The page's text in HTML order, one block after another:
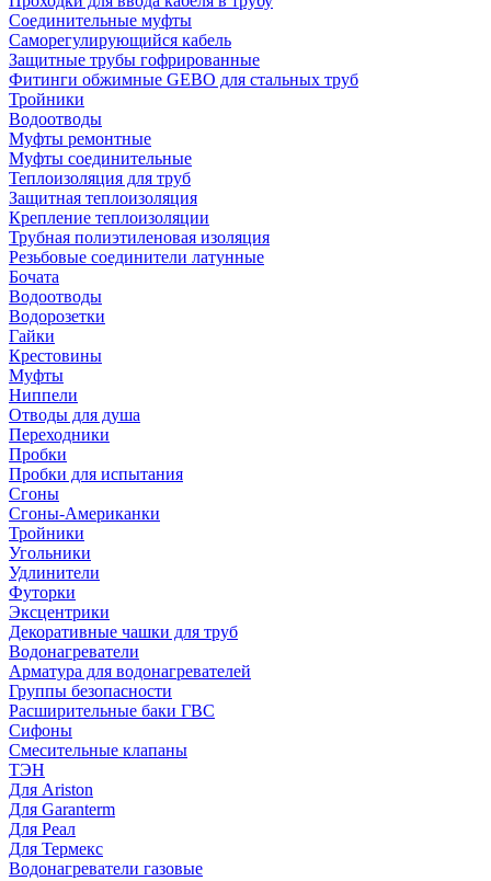
Соединительные муфты
Саморегулирующийся кабель
Защитные трубы гофрированные
Фитинги обжимные GEBO для стальных труб
Тройники
Водоотводы
Муфты ремонтные
Муфты соединительные
Теплоизоляция для труб
Защитная теплоизоляция
Крепление теплоизоляции
Трубная полиэтиленовая изоляция
Резьбовые соединители латунные
Бочата
Водоотводы
Водорозетки
Гайки
Крестовины
Муфты
Ниппели
Отводы для душа
Переходники
Пробки
Пробки для испытания
Сгоны
Сгоны-Американки
Тройники
Угольники
Удлинители
Футорки
Эксцентрики
Декоративные чашки для труб
Водонагреватели
Арматура для водонагревателей
Группы безопасности
Расширительные баки ГВС
Сифоны
Смесительные клапаны
ТЭН
Для Ariston
Для Garanterm
Для Реал
Для Термекс
Водонагреватели газовые